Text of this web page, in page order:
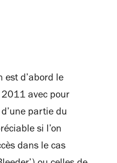
est d’abord le
2011 avec pour
partie du
si l’on
dans le cas